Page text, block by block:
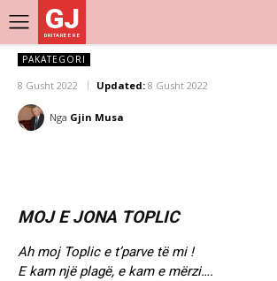
GJ
DRITARE E RE
PAKATEGORI
8 Gusht 2022 Updated: 8 Gusht 2022
Nga Gjin Musa
MOJ E JONA TOPLIC
Ah moj Toplic e t’parve të mi !
E kam një plagë, e kam e mërzi….